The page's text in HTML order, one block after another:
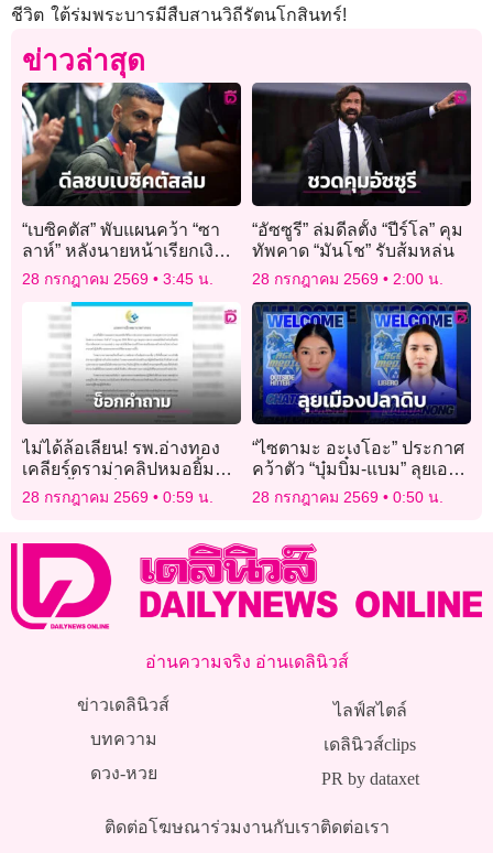
ชีวิต ใต้ร่มพระบารมีสืบสานวิถีรัตนโกสินทร์!
ข่าวล่าสุด
“เบซิคตัส” พับแผนคว้า “ซา
ลาห์” หลังนายหน้าเรียกเงิน
สูงเกิน
28 กรกฎาคม 2569 3:45 น.
“อัซซูรี” ล่มดีลตั้ง “ปีร์โล” คุม
ทัพคาด “มันโช” รับส้มหล่น
28 กรกฎาคม 2569 2:00 น.
ไม่ได้ล้อเลียน! รพ.อ่างทอง
เคลียร์ดราม่าคลิปหมอยิ้ม
แถลงย้ำแค่ช็อกคำถามนัก
28 กรกฎาคม 2569 0:59 น.
“ไซตามะ อะเงโอะ” ประกาศ
คว้าตัว “บุ๋มบิ๋ม-แบม” ลุยเอ
สวี.ลีก
28 กรกฎาคม 2569 0:50 น.
อ่านความจริง อ่านเดลินิวส์
ข่าวเดลินิวส์
บทความ
ดวง-หวย
ไลฟ์สไตล์
เดลินิวส์clips
PR by dataxet
ติดต่อโฆษณาร่วมงานกับเราติดต่อเรา